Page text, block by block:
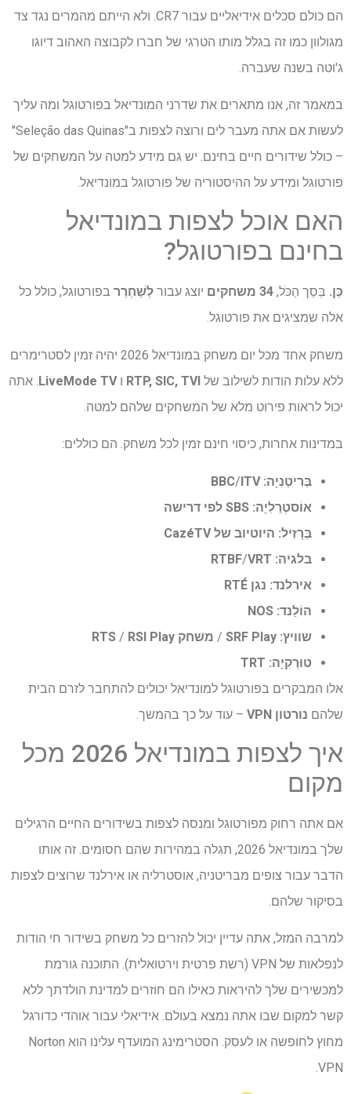
הם כולם סכלים אידיאליים עבור CR7. ולא הייתם מהמרים נגד צד
מגולוון כמו זה בגלל מותו הטרגי של חברו לקבוצה האהוב דיוגו
ג'וטה בשנה שעברה.
במאמר זה, אנו מתארים את שדרני המונדיאל בפורטוגל ומה עליך
לעשות אם אתה מעבר לים ורוצה לצפות ב"Seleção das Quinas"
– כולל שידורים חיים בחינם. יש גם מידע למטה על המשחקים של
פורטוגל ומידע על ההיסטוריה של פורטוגל במונדיאל.
האם אוכל לצפות במונדיאל
בחינם בפורטוגל?
כֵּן. בְּסַך הַכֹּל, 34 משחקים יוצג עבור לְשַׁחְרֵר בפורטוגל, כולל כל
אלה שמציגים את פורטוגל.
משחק אחד מכל יום משחק במונדיאל 2026 יהיה זמין לסטרימרים
ללא עלות הודות לשילוב של RTP, SIC, TVI ו LiveMode TV
. אתה
יכול לראות פירוט מלא של המשחקים שלהם למטה.
במדינות אחרות, כיסוי חינם זמין לכל משחק. הם כוללים:
בְּרִיטַנִיָה: BBC/ITV
אוֹסטְרַלִיָה: SBS לפי דרישה
בְּרָזִיל: היוטיוב של CazéTV
בלגיה:
RTBF/VRT
אירלנד: נגן RTÉ
הוֹלַנד: NOS
שוויץ: SRF Play
/ משחק RTS / RSI Play
טוּרְקִיָה: TRT
אלו המבקרים בפורטוגל למונדיאל יכולים להתחבר לזרם הבית
שלהם נורטון VPN – עוד על כך בהמשך.
איך לצפות במונדיאל 2026 מכל
מקום
אם אתה רחוק מפורטוגל ומנסה לצפות בשידורים החיים הרגילים
שלך במונדיאל 2026, תגלה במהירות שהם חסומים. זה אותו
הדבר עבור צופים מבריטניה, אוסטרליה או אירלנד שרוצים לצפות
בסיקור שלהם.
למרבה המזל, אתה עדיין יכול להזרים כל משחק בשידור חי הודות
לנפלאות של VPN (רשת פרטית וירטואלית). התוכנה גורמת
למכשירים שלך להיראות כאילו הם חוזרים למדינת הולדתך ללא
קשר למקום שבו אתה נמצא בעולם. אידיאלי עבור אוהדי כדורגל
מחוץ לחופשה או לעסק. הסטרימינג המועדף עלינו הוא Norton
VPN.